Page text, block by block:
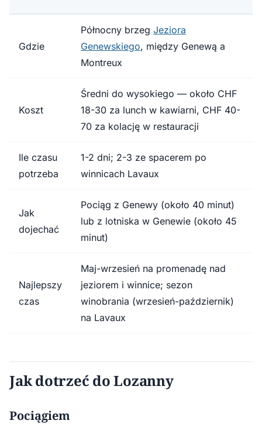
Gdzie
Północny brzeg Jeziora
Genewskiego, między Genewą a
Montreux
Koszt
Średni do wysokiego — około CHF
18-30 za lunch w kawiarni, CHF 40-
70 za kolację w restauracji
Ile czasu
potrzeba
1-2 dni; 2-3 ze spacerem po
winnicach Lavaux
Jak
dojechać
Pociąg z Genewy (około 40 minut)
lub z lotniska w Genewie (około 45
minut)
Najlepszy
czas
Maj-wrzesień na promenadę nad
jeziorem i winnice; sezon
winobrania (wrzesień-październik)
na Lavaux
Jak dotrzeć do Lozanny
Pociągiem